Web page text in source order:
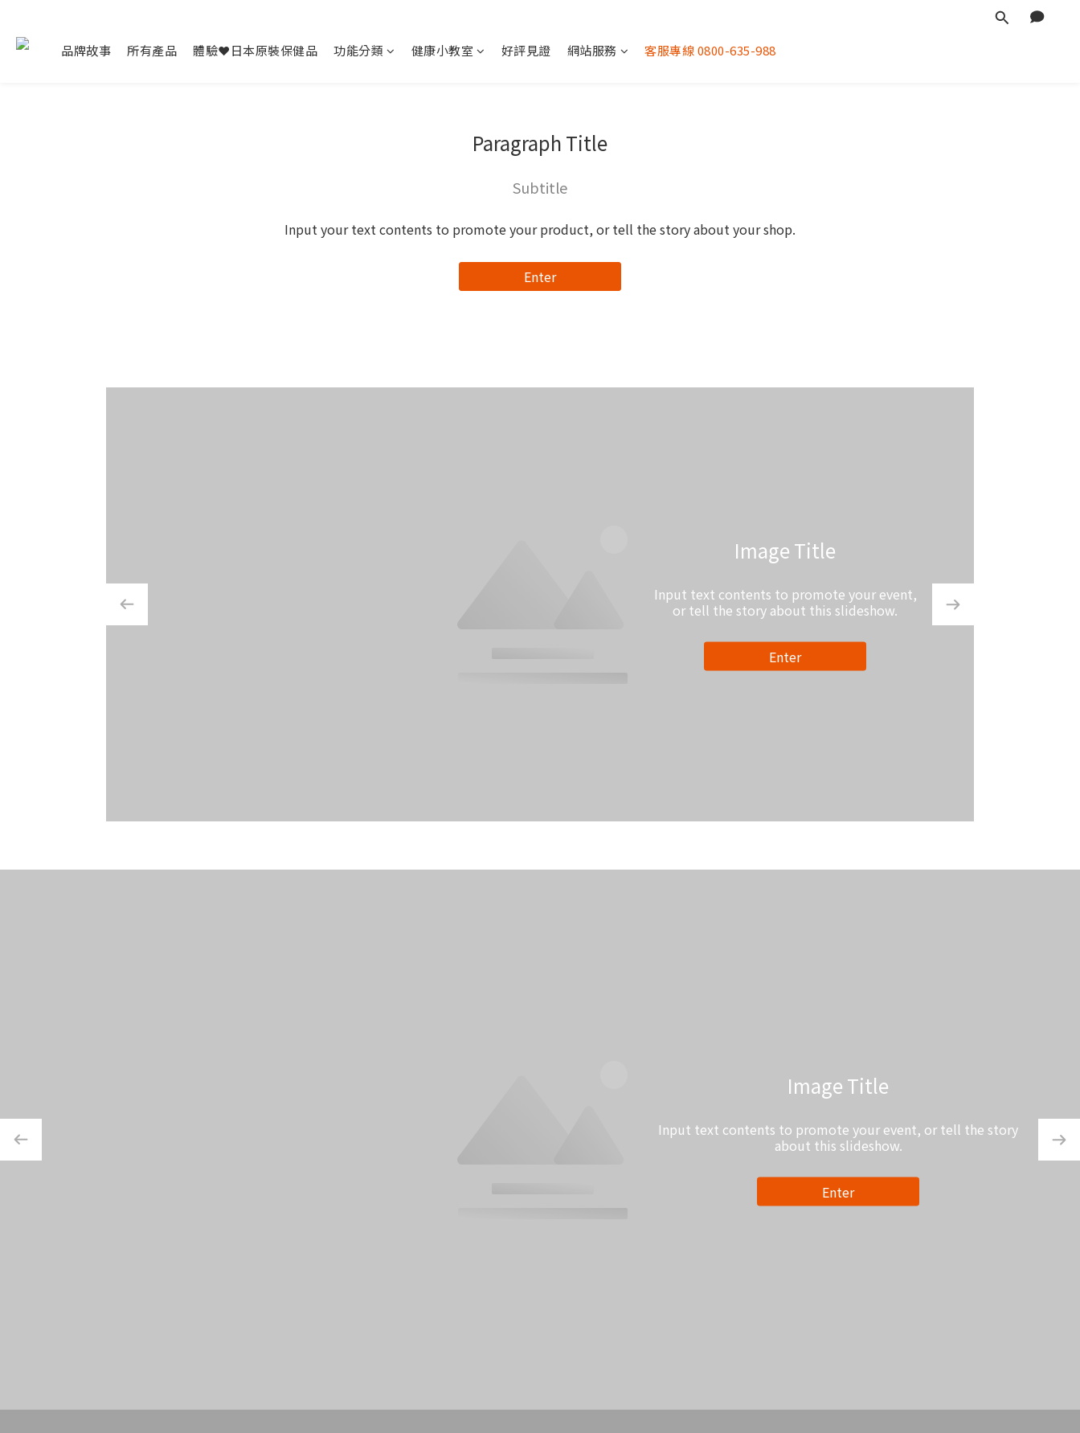
品牌故事 所有產品 體驗❤日本原裝保健品 功能分類 健康小教室 好評見證 網站服務 客服專線 0800-635-988
Paragraph Title
Subtitle
Input your text contents to promote your product, or tell the story about your shop.
Enter
Input text contents to promote your event,
Video Title
Input text contents to promote your event,
or tell the story about this slideshow.
Enter
Input text contents to promote your event, or tell the story
Video Title
Input text contents to promote your event, or tell the story
about this slideshow.
Enter